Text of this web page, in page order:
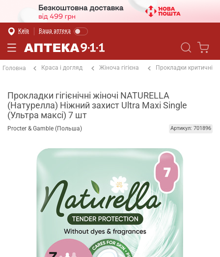
Київ Ваша аптека
Головна Краса і догляд Жіноча гігієна Прокладки критичні
Прокладки гігієнічні жіночі NATURELLA
(Натурелла) Ніжний захист Ultra Maxi Single
(Ультра максі) 7 шт
Procter & Gamble (Польша) Артикул: 701896